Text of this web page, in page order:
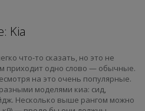
Kia
что-то сказать, но это не
приходит одно слово — обычные.
на это очень популярные.
моделями киа: сид,
Несколько выше рангом можно